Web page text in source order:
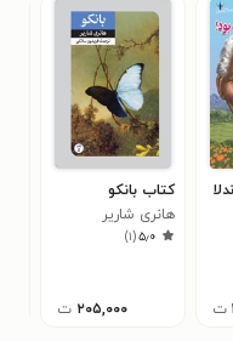
ت
کتاب بانکو
هانری شاریر
۵٫۰(۱)
۲۰۵,۰۰۰ ت